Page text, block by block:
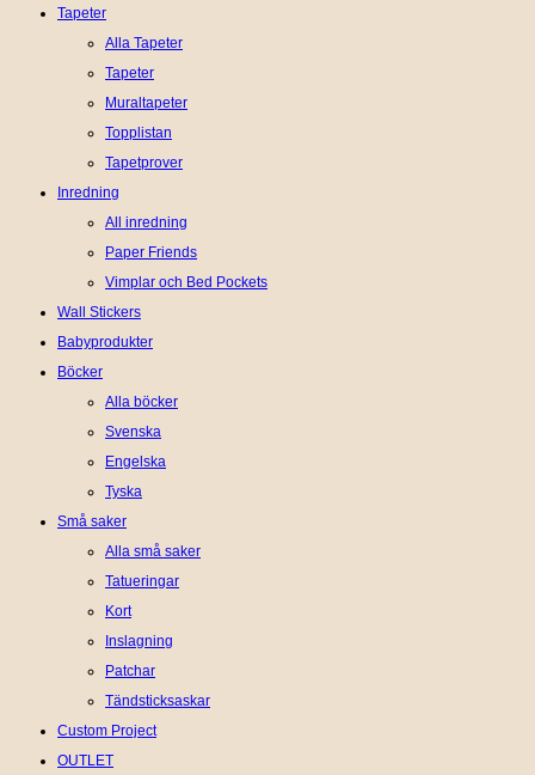
Tapeter
Alla Tapeter
Tapeter
Muraltapeter
Topplistan
Tapetprover
Inredning
All inredning
Paper Friends
Vimplar och Bed Pockets
Wall Stickers
Babyprodukter
Böcker
Alla böcker
Svenska
Engelska
Tyska
Små saker
Alla små saker
Tatueringar
Kort
Inslagning
Patchar
Tändsticksaskar
Custom Project
OUTLET